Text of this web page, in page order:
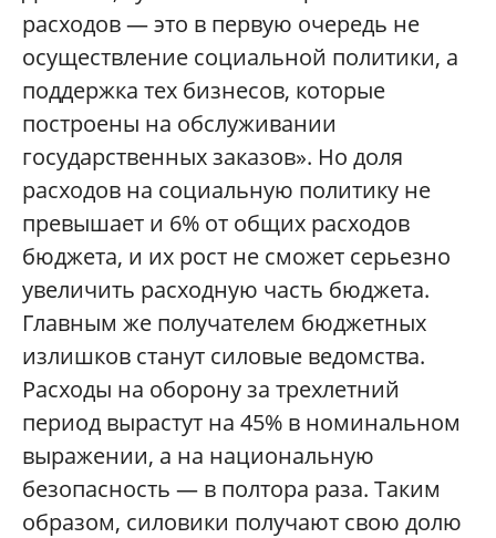
расходов — это в первую очередь не
осуществление социальной политики, а
поддержка тех бизнесов, которые
построены на обслуживании
государственных заказов». Но доля
расходов на социальную политику не
превышает и 6% от общих расходов
бюджета, и их рост не сможет серьезно
увеличить расходную часть бюджета.
Главным же получателем бюджетных
излишков станут силовые ведомства.
Расходы на оборону за трехлетний
период вырастут на 45% в номинальном
выражении, а на национальную
безопасность — в полтора раза. Таким
образом, силовики получают свою долю